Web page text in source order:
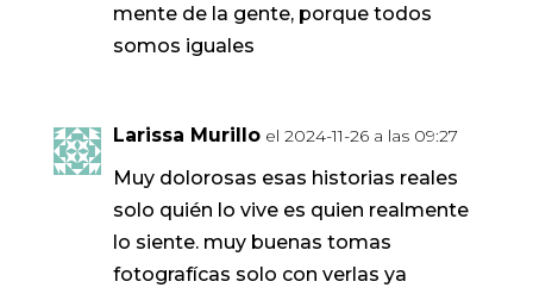
mente de la gente, porque todos
somos iguales
Larissa Murillo el 2024-11-26 a las 09:27
Muy dolorosas esas historias reales
solo quién lo vive es quien realmente
lo siente. muy buenas tomas
fotografícas solo con verlas ya